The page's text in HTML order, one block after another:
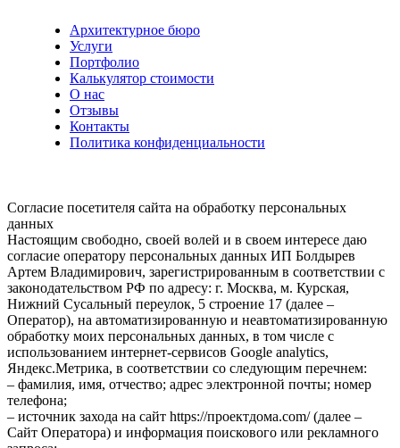
Архитектурное бюро
Услуги
Портфолио
Калькулятор стоимости
О нас
Отзывы
Контакты
Политика конфиденциальности
Согласие посетителя сайта на обработку персональных
данных
Настоящим свободно, своей волей и в своем интересе даю
согласие оператору персональных данных ИП Болдырев
Артем Владимирович, зарегистрированным в соответствии с
законодательством РФ по адресу: г. Москва, м. Курская,
Нижний Сусальный переулок, 5 строение 17 (далее –
Оператор), на автоматизированную и неавтоматизированную
обработку моих персональных данных, в том числе с
использованием интернет-сервисов Google analytics,
Яндекс.Метрика, в соответствии со следующим перечнем:
– фамилия, имя, отчество; адрес электронной почты; номер
телефона;
– источник захода на сайт https://проектдома.com/ (далее –
Сайт Оператора) и информация поискового или рекламного